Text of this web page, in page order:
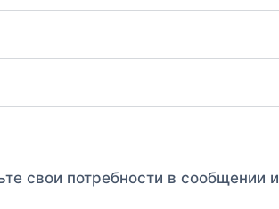
свои потребности в сообщении